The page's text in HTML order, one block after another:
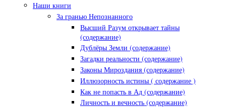
Наши книги
За гранью Непознанного
Высший Разум открывает тайны
(содержание)
Дублёры Земли (содержание)
Загадки реальности (содержание)
Законы Мироздания (содержание)
Иллюзорность истины ( содержание )
Как не попасть в Ад (содержание)
Личность и вечность (содержание)